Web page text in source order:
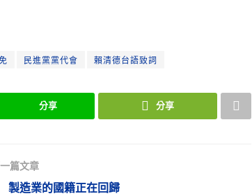
民進黨黨代會 賴清德台語致詞
分享 分享
篇文章
製造業的國籍正在回歸